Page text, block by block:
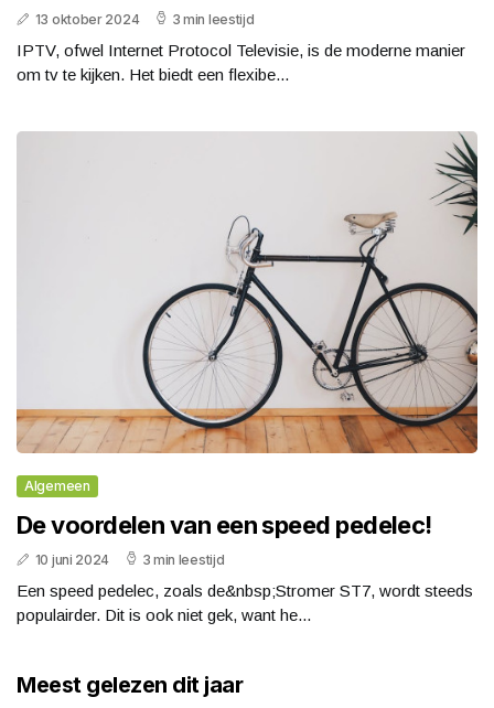
13 oktober 2024 3 min leestijd
IPTV, ofwel Internet Protocol Televisie, is de moderne manier
om tv te kijken. Het biedt een flexibe...
Algemeen
De voordelen van een speed pedelec!
10 juni 2024 3 min leestijd
Een speed pedelec, zoals de&nbsp;Stromer ST7, wordt steeds
populairder. Dit is ook niet gek, want he...
Meest gelezen dit jaar